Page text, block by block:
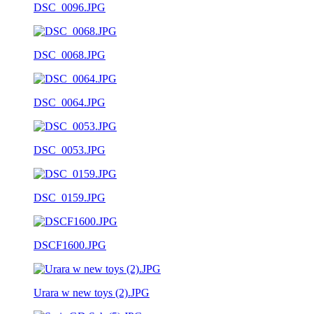
DSC_0096.JPG
DSC_0068.JPG
DSC_0064.JPG
DSC_0053.JPG
DSC_0159.JPG
DSCF1600.JPG
Urara w new toys (2).JPG